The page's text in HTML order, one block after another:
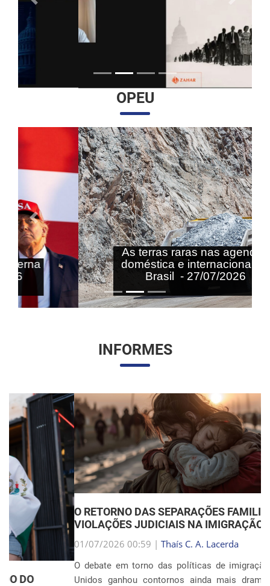
Anterior
OPEU
As terras raras nas agendas
doméstica e internacional do
Brasil - 27/07/2026
Anterior Próximo
INFORMES
O RETORNO DAS SEPARAÇÕES FAMILIARES:
VIOLAÇÕES JUDICIAIS NA IMIGRAÇÃO DOS EUA
01/07/2026 00:59 |Thaís C. A. Lacerda
O debate em torno das políticas de imigração nos Estados
Unidos ganhou contornos ainda mais dramáticos com as
Anterior